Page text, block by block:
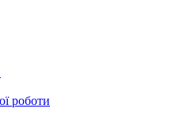
роботи